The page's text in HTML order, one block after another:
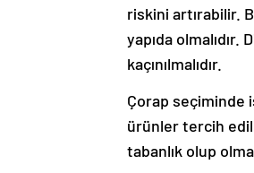
riskini artırabilir.
yapıda
kaçınılmalıdır.
Çorap seçiminde
ürünler tercih
tabanlık olup